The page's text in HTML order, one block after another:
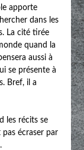
apporte
dans les
La cité tirée
quand la
aussi à
se présente à
Bref, il a
les récits se
écraser par